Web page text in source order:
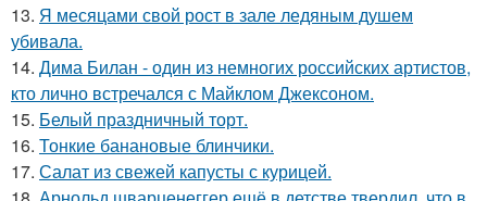
13. Я месяцами свой рост в зале ледяным душем
убивала.
14. Дима Билан - один из немногих российских артистов,
кто лично встречался с Майклом Джексоном.
15. Белый праздничный торт.
16. Тонкие банановые блинчики.
17. Салат из свежей капусты с курицей.